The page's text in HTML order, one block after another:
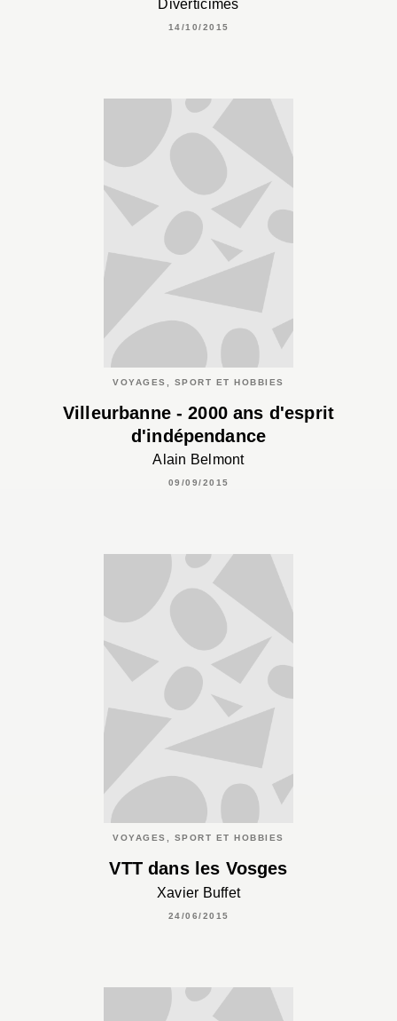
Diverticimes
14/10/2015
VOYAGES, SPORT ET HOBBIES
Villeurbanne - 2000 ans d'esprit
d'indépendance
Alain Belmont
09/09/2015
VOYAGES, SPORT ET HOBBIES
VTT dans les Vosges
Xavier Buffet
24/06/2015